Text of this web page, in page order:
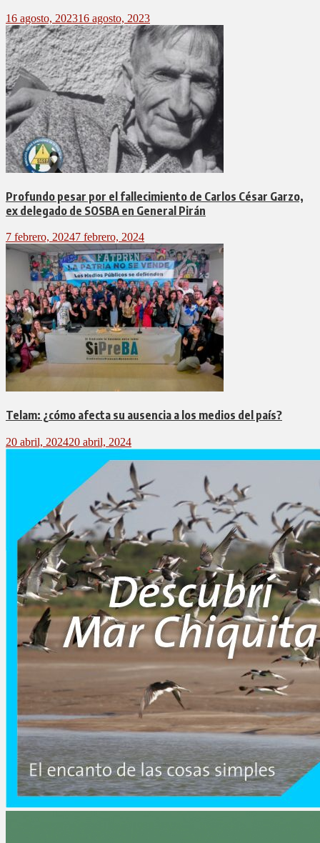
16 agosto, 202316 agosto, 2023
Profundo pesar por el fallecimiento de Carlos César Garzo,
ex delegado de SOSBA en General Pirán
7 febrero, 20247 febrero, 2024
Telam: ¿cómo afecta su ausencia a los medios del país?
20 abril, 202420 abril, 2024